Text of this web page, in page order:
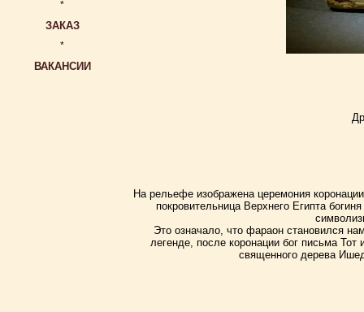
*
ЗАКАЗ
*
ВАКАНСИИ
На рельефе изображена церемония
покровительница Верхнего Египта
Это означало, что фараон становился
легенде, после коронации бог письма
священного дерева